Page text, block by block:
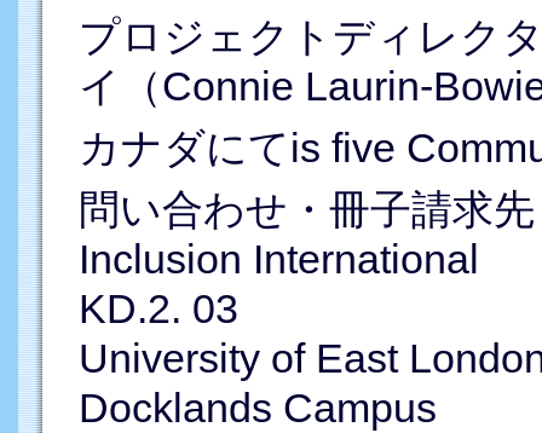
プロジェクトディレク
イ（Connie Laurin-
カナダにてis five
問い合わせ・冊子請求
Inclusion International
KD.2. 03
University of East
Docklands Campus